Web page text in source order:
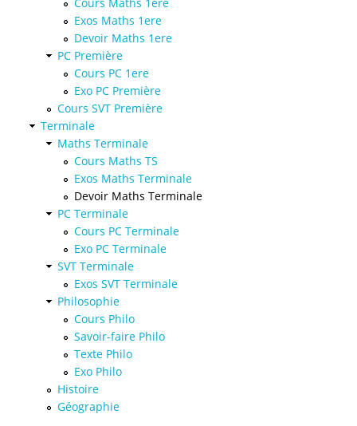
Exos Maths 1ere
Devoir Maths 1ere
PC Première
Cours PC 1ere
Exo PC Première
Cours SVT Première
Terminale
Maths Terminale
Cours Maths TS
Exos Maths Terminale
Devoir Maths Terminale
PC Terminale
Cours PC Terminale
Exo PC Terminale
SVT Terminale
Exos SVT Terminale
Philosophie
Cours Philo
Savoir-faire Philo
Texte Philo
Exo Philo
Histoire
Géographie